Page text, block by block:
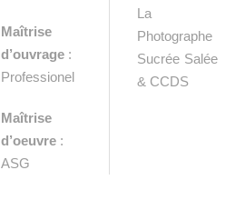
Maîtrise
d’ouvrage :
Professionel
Maîtrise
d’oeuvre :
ASG
La
Photographe
Sucrée Salée
& CCDS